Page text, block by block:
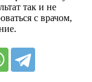
так и не
с врачом,